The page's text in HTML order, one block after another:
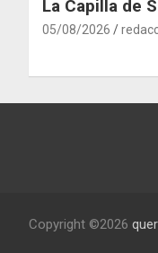
La Capilla de
05/08/2026
Copyright ©2026